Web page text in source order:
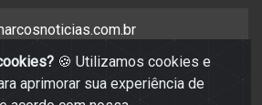
🍪 Utilizamos cookies e
aprimorar sua experiência de